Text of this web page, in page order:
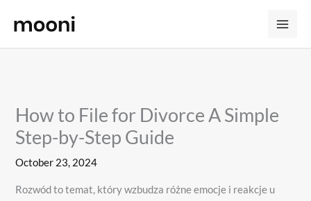
content
How to File for Divorce A Simple
Step-by-Step Guide
October 23, 2024
Rozwód to temat, który wzbudza różne emocje i reakcje u